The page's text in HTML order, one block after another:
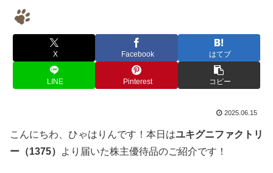
X Facebook はてブ
LINE Pinterest コピー
2025.06.15
こんにちわ、ひゃはりんです！本日はユキグニファクトリ
ー（1375）
より届いた株主優待品のご紹介です！